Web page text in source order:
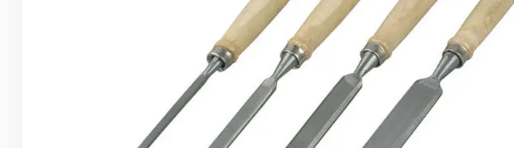
Инструмент и оборудование
строительные, серпянки
Лакокрасочные материалы